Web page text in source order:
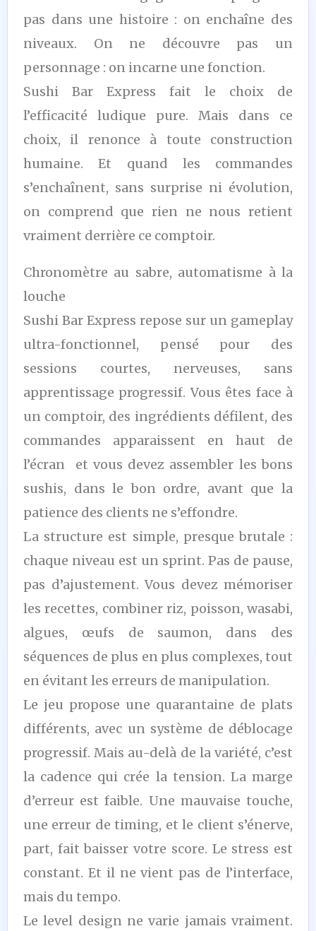
pas dans une histoire : on enchaîne des
niveaux. On ne découvre pas un
personnage : on incarne une fonction.
Sushi Bar Express fait le choix de
l’efficacité ludique pure. Mais dans ce
choix, il renonce à toute construction
humaine. Et quand les commandes
s’enchaînent, sans surprise ni évolution,
on comprend que rien ne nous retient
vraiment derrière ce comptoir.
Chronomètre au sabre, automatisme à la
louche
Sushi Bar Express repose sur un gameplay
ultra-fonctionnel, pensé pour des
sessions courtes, nerveuses, sans
apprentissage progressif. Vous êtes face à
un comptoir, des ingrédients défilent, des
commandes apparaissent en haut de
l’écran et vous devez assembler les bons
sushis, dans le bon ordre, avant que la
patience des clients ne s’effondre.
La structure est simple, presque brutale :
chaque niveau est un sprint. Pas de pause,
pas d’ajustement. Vous devez mémoriser
les recettes, combiner riz, poisson, wasabi,
algues, œufs de saumon, dans des
séquences de plus en plus complexes, tout
en évitant les erreurs de manipulation.
Le jeu propose une quarantaine de plats
différents, avec un système de déblocage
progressif. Mais au-delà de la variété, c’est
la cadence qui crée la tension. La marge
d’erreur est faible. Une mauvaise touche,
une erreur de timing, et le client s’énerve,
part, fait baisser votre score. Le stress est
constant. Et il ne vient pas de l’interface,
mais du tempo.
Le level design ne varie jamais vraiment.